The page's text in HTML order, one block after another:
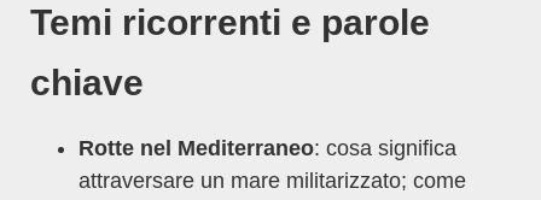
Temi ricorrenti e parole
chiave
Rotte nel Mediterraneo: cosa significa
attraversare un mare militarizzato; come